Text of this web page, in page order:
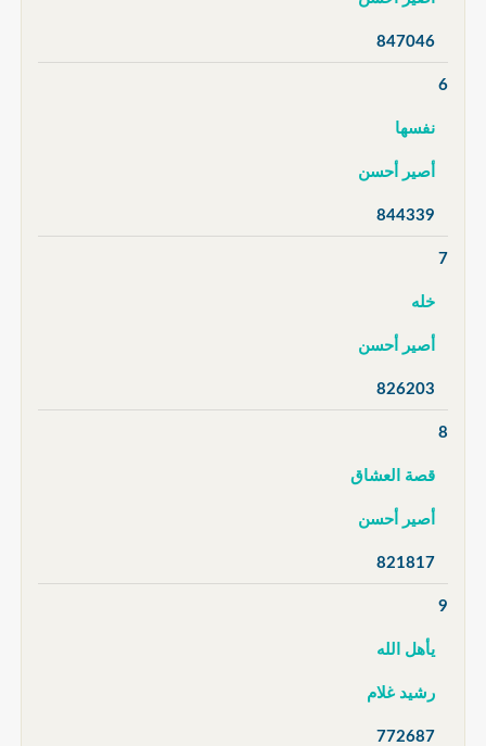
847046
6
نفسها
أصير أحسن
844339
7
خله
أصير أحسن
826203
8
قصة العشاق
أصير أحسن
821817
9
يأهل الله
رشيد غلام
772687